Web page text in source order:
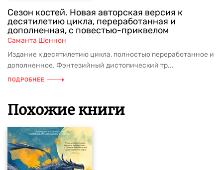
Сезон костей. Новая авторская версия к
десятилетию цикла, переработанная и
дополненная, с повестью-приквелом
Саманта Шеннон
Издание к десятилетию цикла, полностью переработанное и
дополненное. Фэнтезийный дистопический тр...
ПОДРОБНЕЕ
Похожие книги